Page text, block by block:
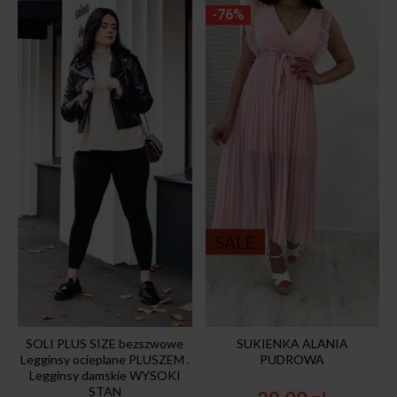
SOLI PLUS SIZE bezszwowe
Legginsy ocieplane PLUSZEM .
Legginsy damskie WYSOKI
STAN
-76%
SALE
SUKIENKA ALANIA
PUDROWA